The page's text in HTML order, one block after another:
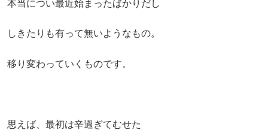
本当につい最近始まったばかりだし
しきたりも有って無いようなもの。
移り変わっていくものです。
思えば、最初は辛過ぎてむせた